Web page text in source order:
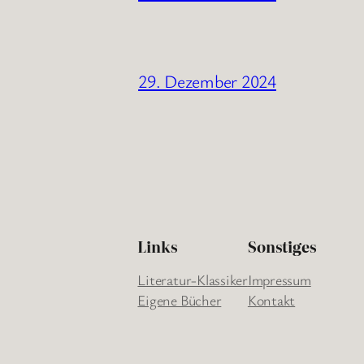
29. Dezember 2024
Links
Literatur-Klassiker
Eigene Bücher
Sonstiges
Impressum
Kontakt